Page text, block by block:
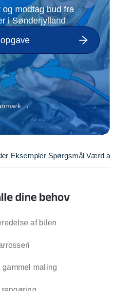
modtag bud fra
i Sønderjylland
→
Eksempler Spørgsmål Værd at
dine behov
af bilen
gammel maling